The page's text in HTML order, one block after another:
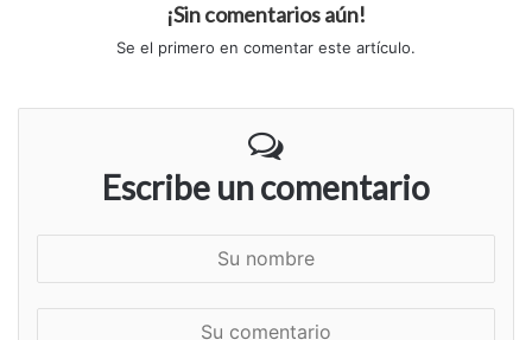
¡Sin comentarios aún!
Se el primero en comentar este artículo.
Escribe un comentario